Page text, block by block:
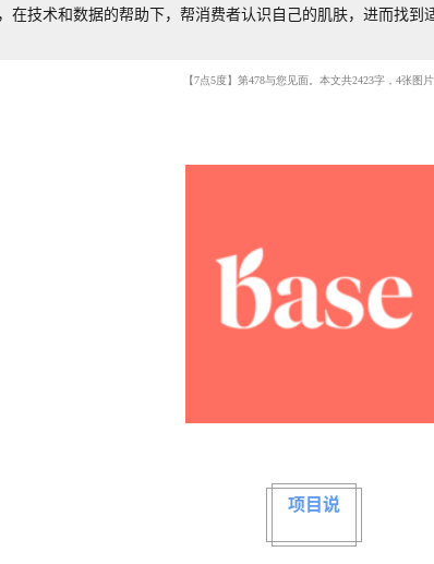
在技术和数据的帮助下，帮消费者认识自己的肌肤，进而找到
【7点5度】第478与您见面。本文共2423字，4张图片
项目说